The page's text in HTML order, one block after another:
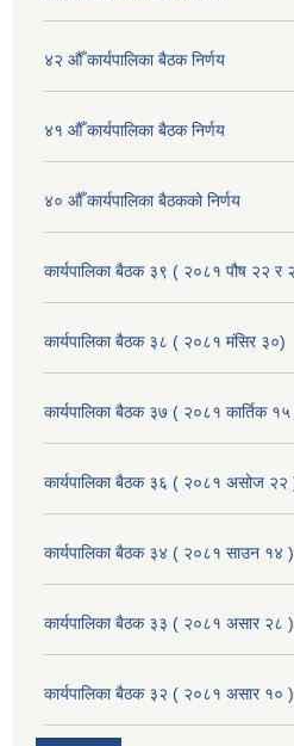
४२ औँ कार्यपालिका बैठक निर्णय
४१ औँ कार्यपालिका बैठक निर्णय
४० औँ कार्यपालिका बैठकको निर्णय
कार्यपालिका बैठक ३९ ( २०८१ पौष २२ र
कार्यपालिका बैठक ३८ ( २०८१ मंसिर ३०)
कार्यपालिका बैठक ३७ ( २०८१ कार्तिक १५
कार्यपालिका बैठक ३६ ( २०८१ असोज २२
कार्यपालिका बैठक ३४ ( २०८१ साउन १४ )
कार्यपालिका बैठक ३३ ( २०८१ असार २८ )
कार्यपालिका बैठक ३२ ( २०८१ असार १० )